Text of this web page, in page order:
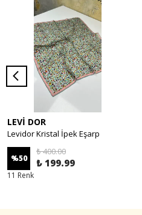
LEVİ DOR
Levidor Kristal İpek Eşarp
%50
₺ 400.00
₺ 199.99
11 Renk ㅤㅤㅤ